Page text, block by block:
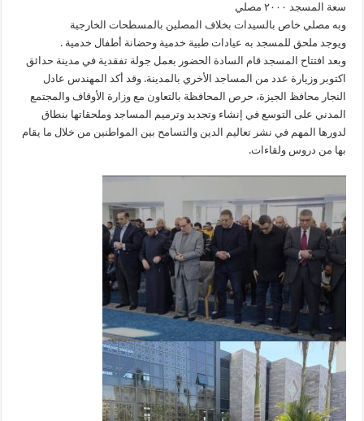
سعة المسجد ٢٠٠٠ مصلي
وبه مصلي خاص بالسيدات بخلاف المصلين بالمسطحات الخارجية
ويوجد ملحق للمسجد به عيادات طبية خدمية وحضانة أطفال خدمية .
وبعد افتتاح المسجد قام السادة الحضور بعمل جولة تفقدية في مدينة حدائق
اكتوبر وزيارة عدد من المساجد الأخري بالمدينة. وقد أكد المهندس عادل
النجار محافظ الجيزة، حرص المحافظة بالتعاون مع وزارة الأوقاف والمجتمع
المدني على التوسع في إنشاء وتجديد وترميم المساجد وملحقاتها بنطاق
لدورها المهم في نشر تعاليم الدين والتسامح بين المواطنين من خلال ما يقام
بها من دروس ولقاءات.